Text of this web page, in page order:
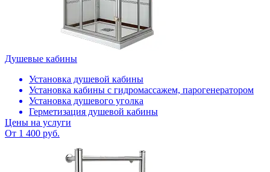
Душевые кабины
Установка душевой кабины
Установка кабины с гидромассажем, парогенератором
Установка душевого уголка
Герметизация душевой кабины
Цены на услуги
От 1 400 руб.